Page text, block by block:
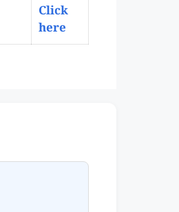
Click
here